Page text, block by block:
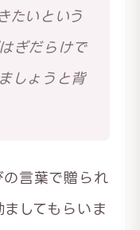
たいという
ぎだらけで
しょうと背
の言葉で贈られ
してもらいま